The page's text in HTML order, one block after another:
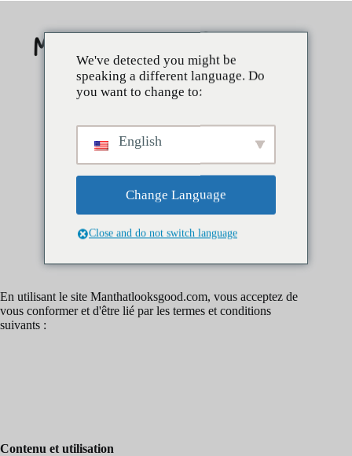
En utilisant le site Manthatlooksgood.com, vous acceptez de
vous conformer et d'être lié par les termes et conditions
suivants :
Contenu et utilisation
We've detected you might be
speaking a different language. Do
you want to change to:
English
Change Language
Close and do not switch language